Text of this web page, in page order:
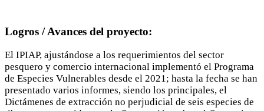
Logros / Avances del proyecto:
El IPIAP, ajustándose a los requerimientos del sector
pesquero y comercio internacional implementó el Programa
de Especies Vulnerables desde el 2021; hasta la fecha se han
presentado varios informes, siendo los principales, el
Dictámenes de extracción no perjudicial de seis especies de